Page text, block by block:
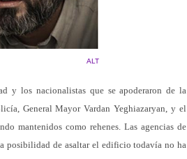
ALT
y los nacionalistas que se apoderaron de la
General Mayor Vardan Yeghiazaryan, y el
mantenidos como rehenes. Las agencias de
posibilidad de asaltar el edificio todavía no ha